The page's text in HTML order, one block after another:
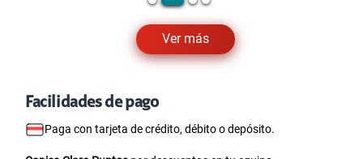
Ver más
Facilidades de pago
Paga con tarjeta de crédito, débito o depósito.